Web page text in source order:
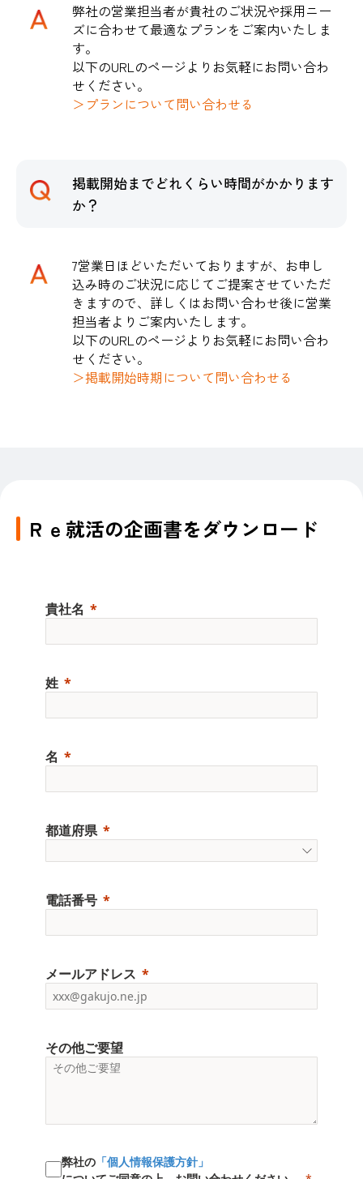
弊社の営業担当者が貴社のご状況や採用ニー
ズに合わせて最適なプランをご案内いたしま
す。
以下のURLのページよりお気軽にお問い合わ
せください。
＞プランについて問い合わせる
掲載開始までどれくらい時間がかかります
か？
7営業日ほどいただいておりますが、お申し
込み時のご状況に応じてご提案させていただ
きますので、詳しくはお問い合わせ後に営業
担当者よりご案内いたします。
以下のURLのページよりお気軽にお問い合わ
せください。
＞掲載開始時期について問い合わせる
Ｒｅ就活の企画書をダウンロード
貴社名
姓
名
都道府県
電話番号
メールアドレス
その他ご要望
弊社の 「個人情報保護方針」